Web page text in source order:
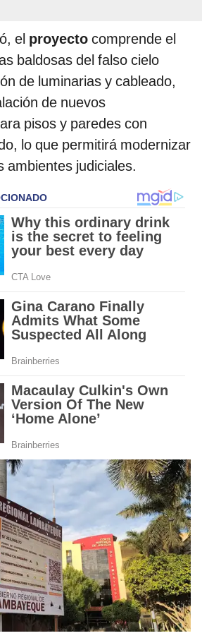
el proyecto comprende el
baldosas del falso cielo
de luminarias y cableado,
de nuevos
pisos y paredes con
lo que permitirá modernizar
ambientes judiciales.